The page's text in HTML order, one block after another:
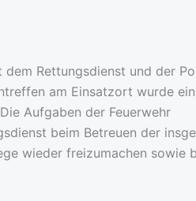
dem Rettungsdienst und der
am Einsatzort wurde ein
Aufgaben der Feuerwehr
beim Betreuen der
wieder freizumachen sowie